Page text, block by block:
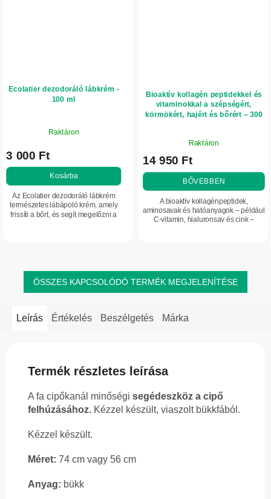
Ecolatier dezodoráló lábkrém -
100 ml
Raktáron
3 000 Ft
Kosárba
Az Ecolatier dezodoráló lábkrém
természetes lábápoló krém, amely
frissíti a bőrt, és segít megelőzni a
Bioaktív kollagén peptidekkel és
vitaminokkal a szépségért,
körmökért, hajért és bőrért – 300
átlagos
értékelése
5-
5,0
csillag.
Raktáron
14 950 Ft
BŐVEBBEN
A bioaktív kollagénpeptidek,
aminosavak és hatóanyagok – például
C-vitamin, hialuronsav és cink –
ÖSSZES KAPCSOLÓDÓ TERMÉK MEGJELENÍTÉSE
Leírás Értékelés Beszélgetés Márka
Termék részletes leírása
A fa cipőkanál minőségi segédeszköz a cipő
felhúzásához. Kézzel készült, viaszolt bükkfából.
Kézzel készült.
Méret: 74 cm vagy 56 cm
Anyag: bükk